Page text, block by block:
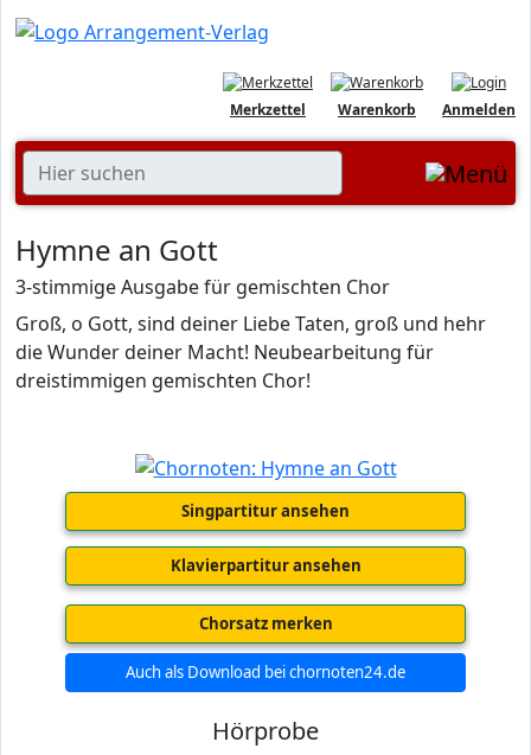
Anmelden
Warenkorb
Merkzettel
Hymne an Gott
3-stimmige Ausgabe für gemischten Chor
Groß, o Gott, sind deiner Liebe Taten, groß und hehr
die Wunder deiner Macht! Neubearbeitung für
dreistimmigen gemischten Chor!
Singpartitur ansehen
Klavierpartitur ansehen
Chorsatz merken
Auch als Download bei chornoten24.de
Hörprobe